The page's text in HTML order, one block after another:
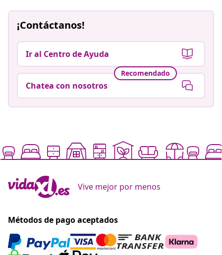
¡Contáctanos!
Ir al Centro de Ayuda
Recomendado
Chatea con nosotros
Vive mejor por menos
Métodos de pago aceptados